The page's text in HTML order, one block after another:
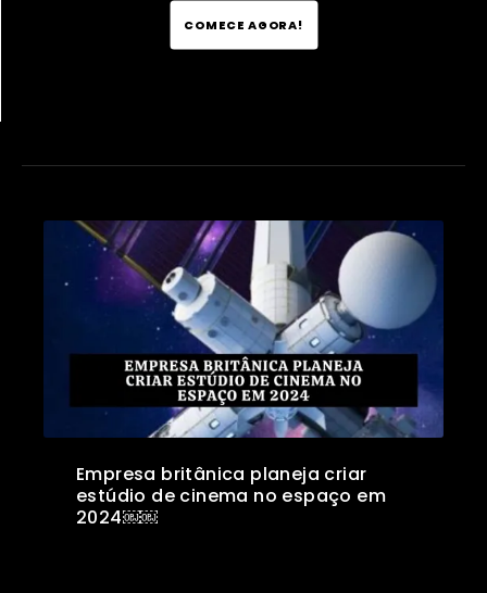
COMECE AGORA!
Empresa britânica planeja criar
estúdio de cinema no espaço em
2024￼￼